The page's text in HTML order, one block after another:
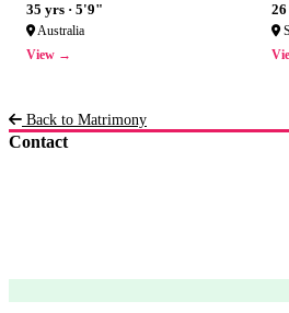
35 yrs · 5'9"
Australia
View →
26
Back to Matrimony
Contact